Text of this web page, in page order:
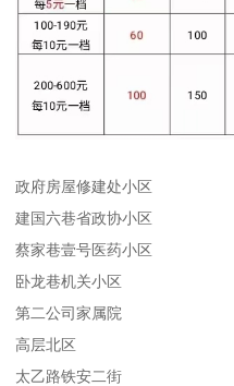
政府房屋修建处小区
建国六巷省政协小区
蔡家巷壹号医药小区
卧龙巷机关小区
第二公司家属院
高层北区
太乙路铁安二街